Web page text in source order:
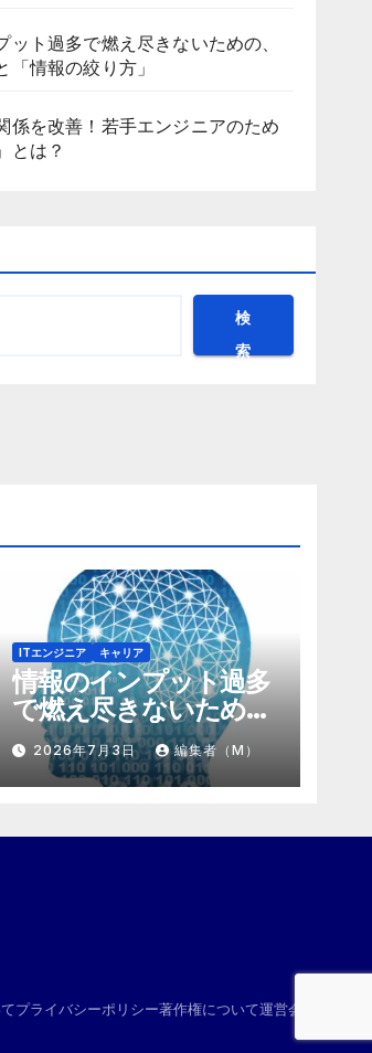
ット過多で燃え尽きないための、
「情報の絞り方」
係を改善！若手エンジニアのため
とは？
検
索
ITエンジニア キャリア
情報のインプット過多
で燃え尽きないため
の、「捨て方」と「情
報の絞り方」
2026年7月3日 編集者（M）
プライバシーポリシー著作権について運営会社